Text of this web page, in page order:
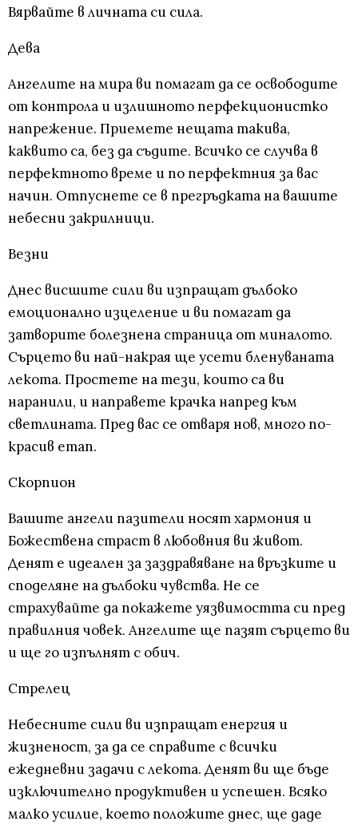
Вярвайте в личната си сила.
Дева
Ангелите на мира ви помагат да се освободите
от контрола и излишното перфекционистко
напрежение. Приемете нещата такива,
каквито са, без да съдите. Всичко се случва в
перфектното време и по перфектния за вас
начин. Отпуснете се в прегръдката на вашите
небесни закрилници.
Везни
Днес висшите сили ви изпращат дълбоко
емоционално изцеление и ви помагат да
затворите болезнена страница от миналото.
Сърцето ви най-накрая ще усети бленуваната
лекота. Простете на тези, които са ви
наранили, и направете крачка напред към
светлината. Пред вас се отваря нов, много по-
красив етап.
Скорпион
Вашите ангели пазители носят хармония и
Божествена страст в любовния ви живот.
Денят е идеален за заздравяване на връзките и
споделяне на дълбоки чувства. Не се
страхувайте да покажете уязвимостта си пред
правилния човек. Ангелите ще пазят сърцето ви
и ще го изпълнят с обич.
Стрелец
Небесните сили ви изпращат енергия и
жизненост, за да се справите с всички
ежедневни задачи с лекота. Денят ви ще бъде
изключително продуктивен и успешен. Всяко
малко усилие, което положите днес, ще даде